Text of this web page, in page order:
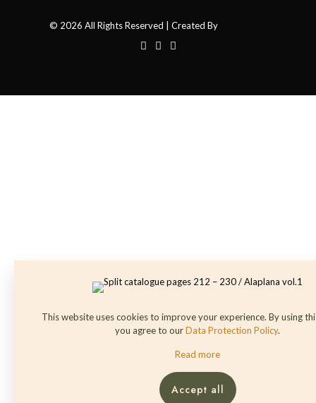
© 2026 All Rights Reserved | Created By
This website uses cookies to improve your experience. By using
you agree to ourData Protection Policy.
Read more
Accept all